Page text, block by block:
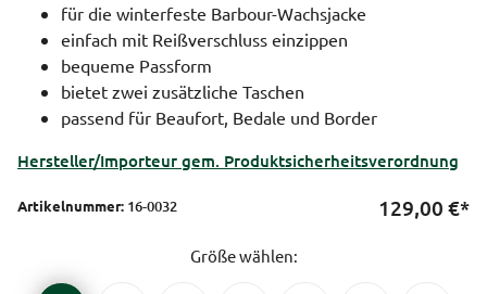
für die winterfeste Barbour-Wachsjacke
einfach mit Reißverschluss einzippen
bequeme Passform
bietet zwei zusätzliche Taschen
passend für Beaufort, Bedale und Border
Hersteller/Importeur gem. Produktsicherheitsverordnung
Artikelnummer: 16-0032 129,00 €*
Größe wählen: